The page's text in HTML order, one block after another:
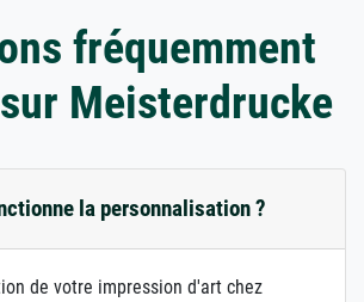
fréquemment
Meisterdrucke
la personnalisation ?
de votre impression d'art chez